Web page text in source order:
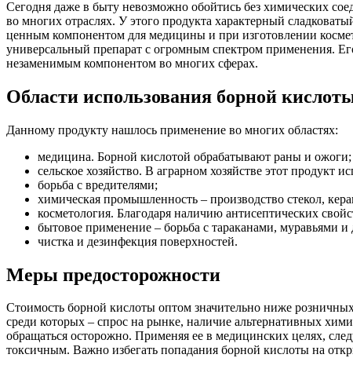
Сегодня даже в быту невозможно обойтись без химических
во многих отраслях. У этого продукта характерный
ценным компонентом для медицины и при изготовлении
универсальный препарат с огромным спектром применения.
незаменимым компонентом во многих сферах.
Области использования борной
Данному продукту нашлось применение во многих областях:
медицина. Борной кислотой обрабатывают раны и ожоги;
сельское хозяйство. В аграрном хозяйстве этот продукт
борьба с вредителями;
химическая промышленность – производство стекол,
косметология. Благодаря наличию антисептических
бытовое применение – борьба с тараканами, муравьями
чистка и дезинфекция поверхностей.
Меры предосторожности
Стоимость борной кислоты оптом значительно ниже
среди которых – спрос на рынке, наличие альтернативных
обращаться осторожно. Применяя ее в медицинских целях,
токсичным. Важно избегать попадания борной кислоты на